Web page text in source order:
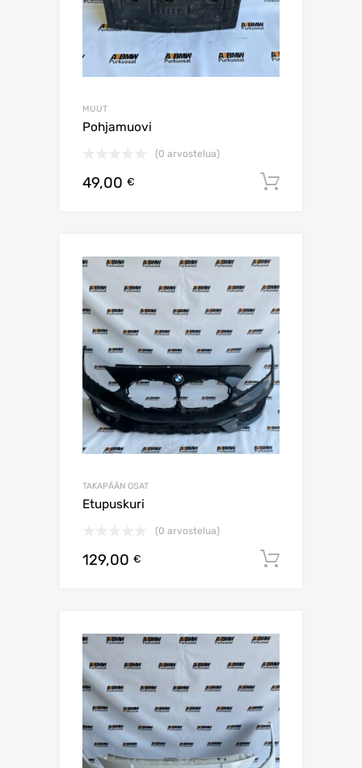
MUUT
Pohjamuovi
(0 arvostelua)
49,00 €
TAKAPÄÄN OSAT
Etupuskuri
(0 arvostelua)
129,00 €